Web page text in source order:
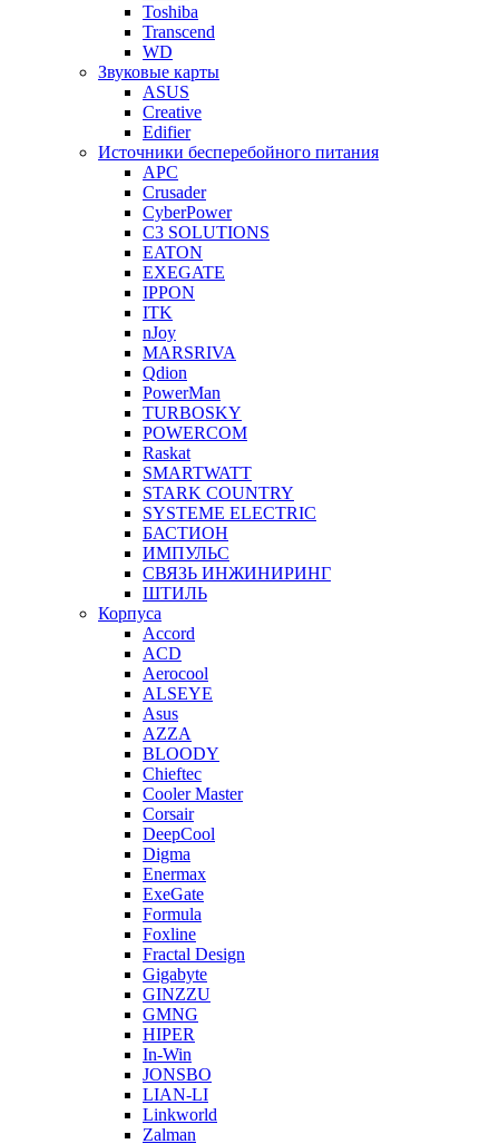
Toshiba
Transcend
WD
Звуковые карты
ASUS
Creative
Edifier
Источники бесперебойного питания
APC
Crusader
CyberPower
C3 SOLUTIONS
EATON
EXEGATE
IPPON
ITK
nJoy
MARSRIVA
Qdion
PowerMan
TURBOSKY
POWERCOM
Raskat
SMARTWATT
STARK COUNTRY
SYSTEME ELECTRIC
БАСТИОН
ИМПУЛЬС
СВЯЗЬ ИНЖИНИРИНГ
ШТИЛЬ
Корпуса
Accord
ACD
Aerocool
ALSEYE
Asus
AZZA
BLOODY
Chieftec
Cooler Master
Corsair
DeepCool
Digma
Enermax
ExeGate
Formula
Foxline
Fractal Design
Gigabyte
GINZZU
GMNG
HIPER
In-Win
JONSBO
LIAN-LI
Linkworld
Zalman